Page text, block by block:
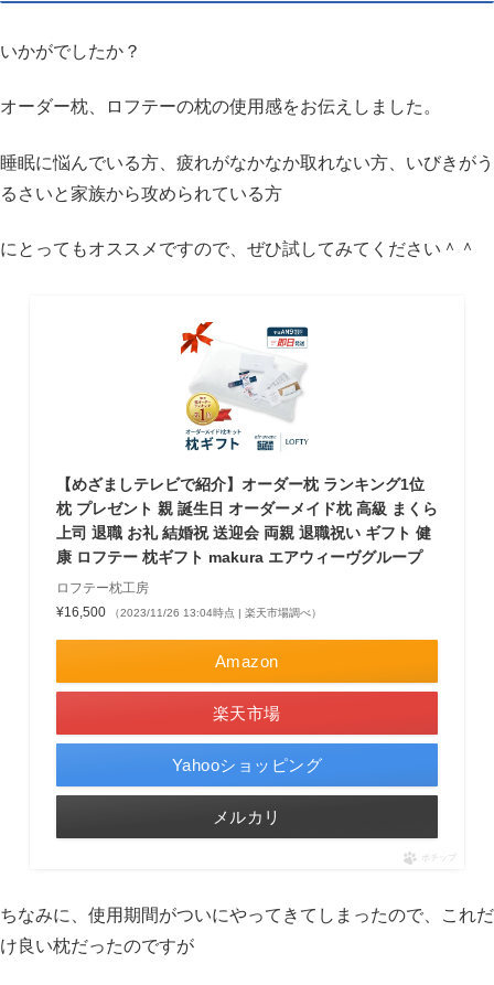
いかがでしたか？
オーダー枕、ロフテーの枕の使用感をお伝えしました。
睡眠に悩んでいる方、疲れがなかなか取れない方、いびきがう
るさいと家族から攻められている方
にとってもオススメですので、ぜひ試してみてください＾＾
【めざましテレビで紹介】オーダー枕 ランキング1位
枕 プレゼント 親 誕生日 オーダーメイド枕 高級 まくら
上司 退職 お礼 結婚祝 送迎会 両親 退職祝い ギフト 健
康 ロフテー 枕ギフト makura エアウィーヴグループ
ロフテー枕工房
¥16,500
（2023/11/26 13:04時点 | 楽天市場調べ）
Amazon
楽天市場
Yahooショッピング
メルカリ
ポチップ
ちなみに、使用期間がついにやってきてしまったので、これだ
け良い枕だったのですが